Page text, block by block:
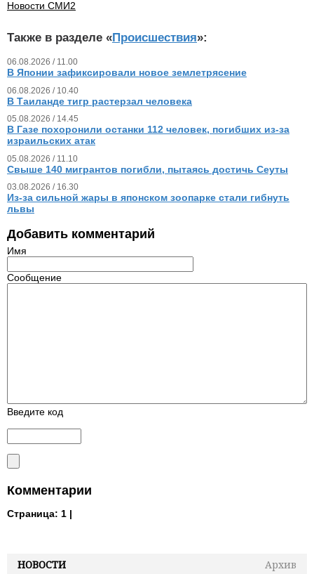
НОВОСТИ
Архив
Новости СМИ2
Также в разделе «Происшествия»:
06.08.2026 / 11.00
В Японии зафиксировали новое землетрясение
06.08.2026 / 10.40
В Таиланде тигр растерзал человека
05.08.2026 / 14.45
В Газе похоронили останки 112 человек, погибших из‑за
израильских атак
05.08.2026 / 11.10
Свыше 140 мигрантов погибли, пытаясь достичь Сеуты
03.08.2026 / 16.30
Из‑за сильной жары в японском зоопарке стали гибнуть
львы
Добавить комментарий
Имя
Сообщение
Введите код
Комментарии
Страница: 1 |